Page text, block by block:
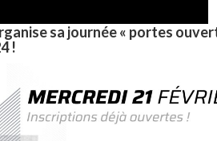
sa journée « portes
!